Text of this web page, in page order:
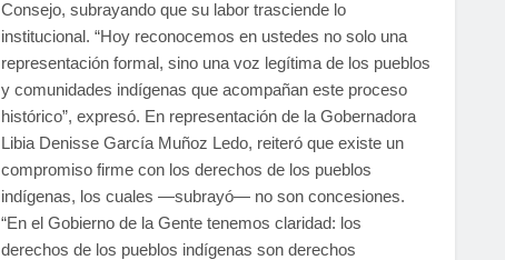
Consejo, subrayando que su labor trasciende lo
institucional. “Hoy reconocemos en ustedes no solo una
representación formal, sino una voz legítima de los pueblos
y comunidades indígenas que acompañan este proceso
histórico”, expresó. En representación de la Gobernadora
Libia Denisse García Muñoz Ledo, reiteró que existe un
compromiso firme con los derechos de los pueblos
indígenas, los cuales —subrayó— no son concesiones.
“En el Gobierno de la Gente tenemos claridad: los
derechos de los pueblos indígenas son derechos